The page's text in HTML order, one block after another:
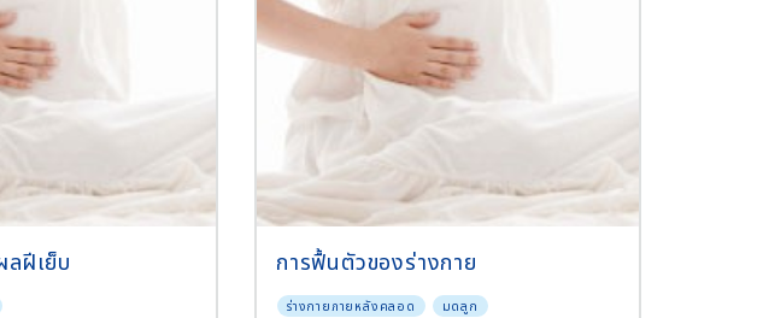
ฝีเย็บ การฟื้นตัวของร่างกาย
ร่างกายภายหลังคลอด
มดลูก